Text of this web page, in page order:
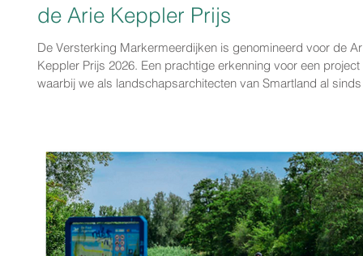
de Arie Keppler Prijs
De Versterking Markermeerdijken is genomineerd voor de
Keppler Prijs 2026. Een prachtige erkenning voor een project
waarbij we als landschapsarchitecten van Smartland al
Markermeerdijken als groenblauwe recreatieve hoofdas.
de dijkversterking konden nieuwe wandel- en fietsrout